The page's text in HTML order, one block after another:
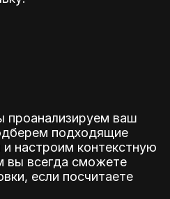
проанализируем ваш
подходящие
настроим контекстную
вы всегда сможете
если посчитаете